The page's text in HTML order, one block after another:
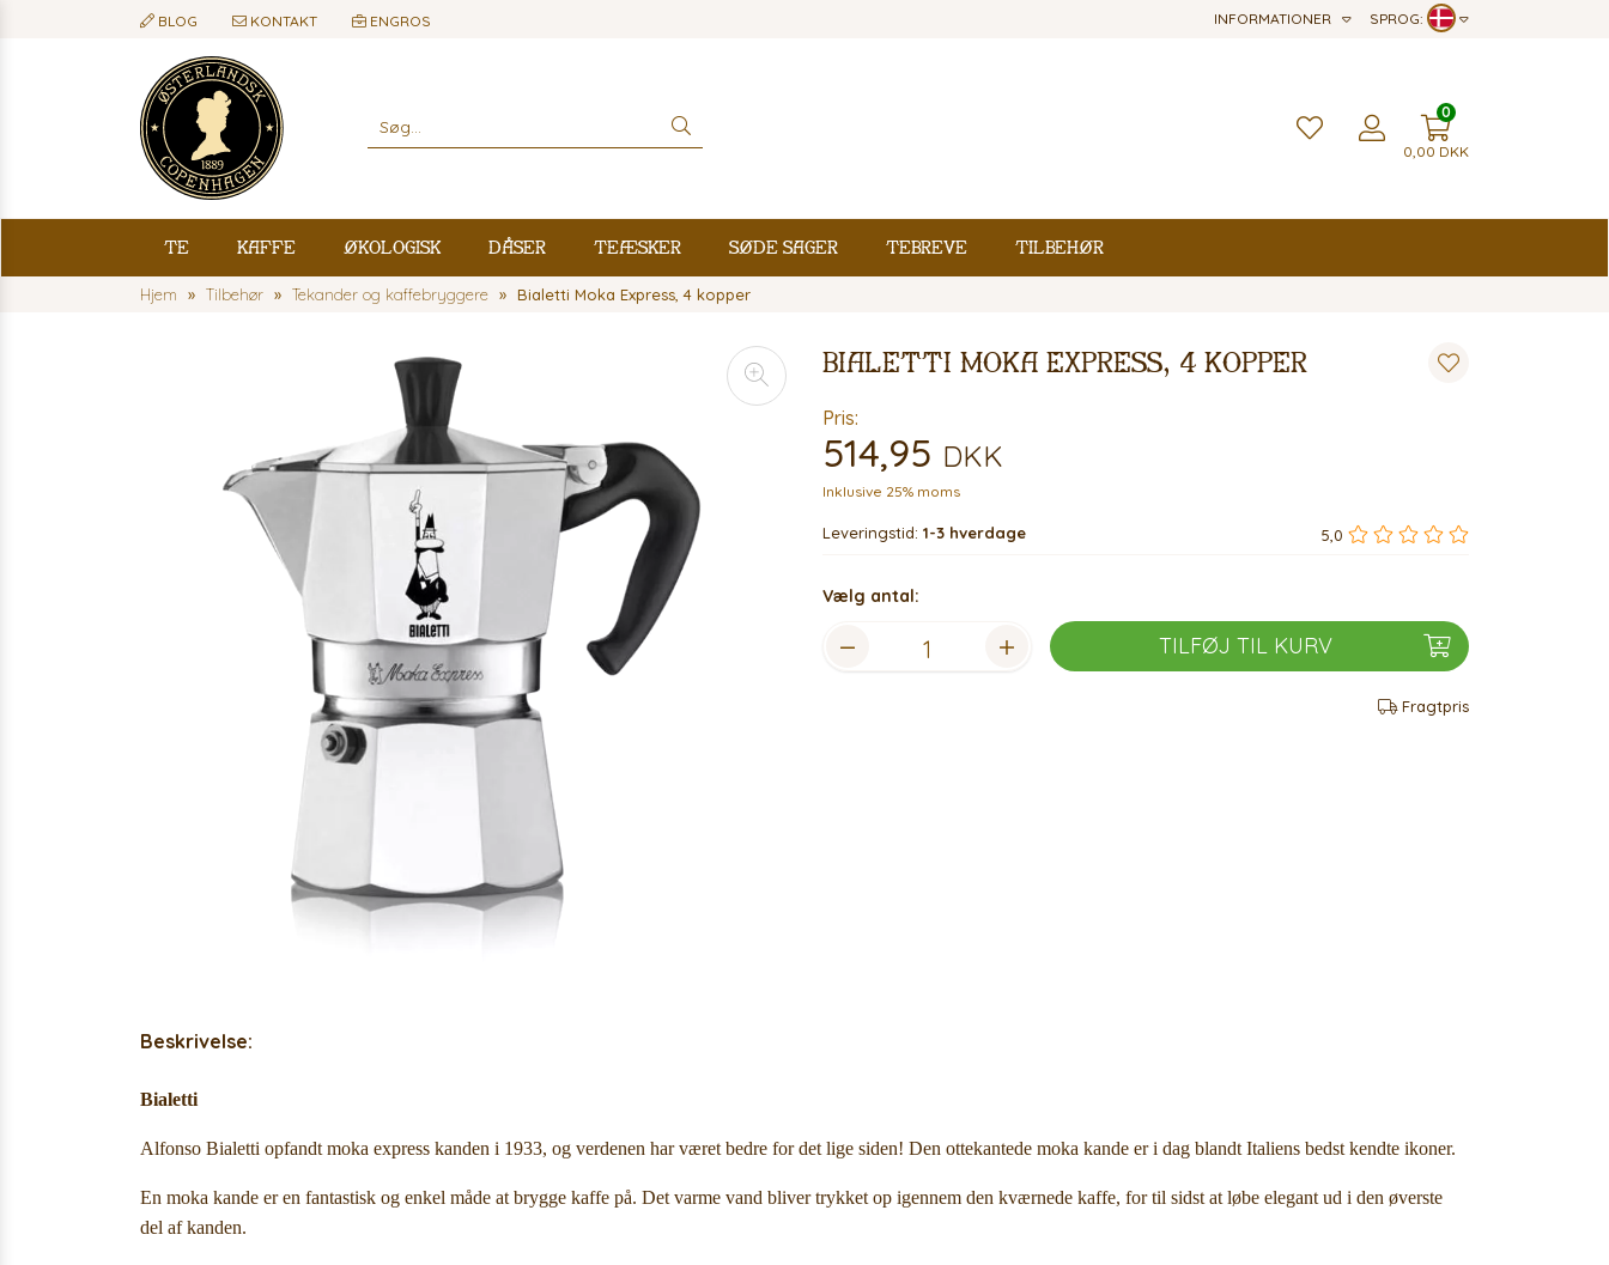
BLOG KONTAKT ENGROS SPROG:
INFORMATIONER
0,00 DKK
0
Te Kaffe Økologisk Dåser Teæsker Søde sager Tebreve Tilbehør
Hjem Tilbehør Tekander og kaffebryggere Bialetti Moka Express, 4 kopper
Bialetti Moka Express, 4 kopper
Pris:
514,95 DKK
Inklusive 25% moms
Leveringstid: 1-3 hverdage 5,0
Vælg antal:
TILFØJ TIL KURV
Fragtpris
Beskrivelse:
Bialetti
Alfonso Bialetti opfandt moka express kanden i 1933, og verdenen har været bedre for det lige siden! Den ottekantede moka kande er i dag blandt Italiens bedst kendte ikoner.
En moka kande er en fantastisk og enkel måde at brygge kaffe på. Det varme vand bliver trykket op igennem den kværnede kaffe, for til sidst at løbe elegant ud i den øverste
del af kanden.